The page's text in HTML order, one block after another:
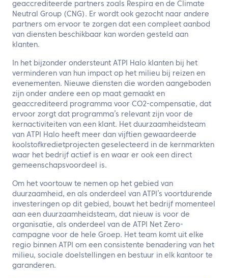
geaccrediteerde partners zoals Respira en de Climate
Neutral Group (CNG). Er wordt ook gezocht naar andere
partners om ervoor te zorgen dat een compleet aanbod
van diensten beschikbaar kan worden gesteld aan
klanten.
In het bijzonder ondersteunt ATPI Halo klanten bij het
verminderen van hun impact op het milieu bij reizen en
evenementen. Nieuwe diensten die worden aangeboden
zijn onder andere een op maat gemaakt en
geaccrediteerd programma voor CO2-compensatie, dat
ervoor zorgt dat programma’s relevant zijn voor de
kernactiviteiten van een klant. Het duurzaamheidsteam
van ATPI Halo heeft meer dan vijftien gewaardeerde
koolstofkredietprojecten geselecteerd in de kernmarkten
waar het bedrijf actief is en waar er ook een direct
gemeenschapsvoordeel is.
Om het voortouw te nemen op het gebied van
duurzaamheid, en als onderdeel van ATPI’s voortdurende
investeringen op dit gebied, bouwt het bedrijf momenteel
aan een duurzaamheidsteam, dat nieuw is voor de
organisatie, als onderdeel van de ATPI Net Zero-
campagne voor de hele Groep. Het team komt uit elke
regio binnen ATPI om een consistente benadering van het
milieu, sociale doelstellingen en bestuur in elk kantoor te
garanderen.